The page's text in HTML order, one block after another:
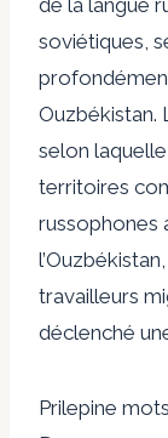
soviétiques,
Ouzbékistan.
selon
territoires
russophones
travailleurs
déclenché
Prilepine